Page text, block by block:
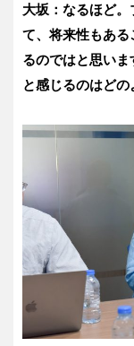
大坂：なるほど
て、将来性もあ
るのではと思い
と感じるのはどの